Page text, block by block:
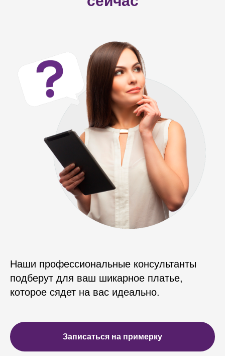
Наши профессиональные консультанты
подберут для ваш шикарное платье,
которое сядет на вас идеально.
Записаться на примерку